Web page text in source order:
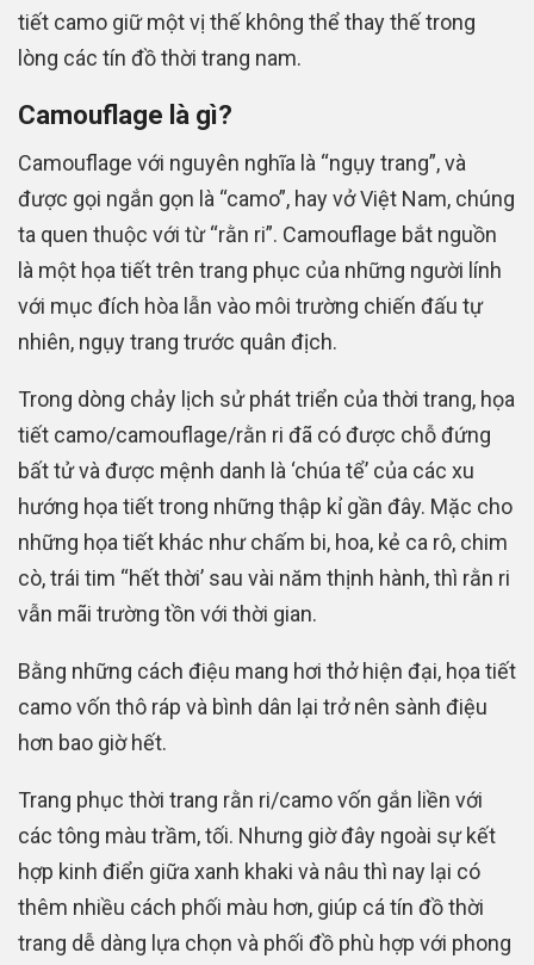
tiết camo giữ một vị thế không thể thay thế trong
lòng các tín đồ thời trang nam.
Camouflage là gì?
Camouflage với nguyên nghĩa là “ngụy trang”, và
được gọi ngắn gọn là “camo”, hay vở Việt Nam, chúng
ta quen thuộc với từ “rằn ri”. Camouflage bắt nguồn
là một họa tiết trên trang phục của những người lính
với mục đích hòa lẫn vào môi trường chiến đấu tự
nhiên, ngụy trang trước quân địch.
Trong dòng chảy lịch sử phát triển của thời trang, họa
tiết camo/camouflage/rằn ri đã có được chỗ đứng
bất tử và được mệnh danh là ‘chúa tể’ của các xu
hướng họa tiết trong những thập kỉ gần đây. Mặc cho
những họa tiết khác như chấm bi, hoa, kẻ ca rô, chim
cò, trái tim “hết thời’ sau vài năm thịnh hành, thì rằn ri
vẫn mãi trường tồn với thời gian.
Bằng những cách điệu mang hơi thở hiện đại, họa tiết
camo vốn thô ráp và bình dân lại trở nên sành điệu
hơn bao giờ hết.
Trang phục thời trang rằn ri/camo vốn gắn liền với
các tông màu trầm, tối. Nhưng giờ đây ngoài sự kết
hợp kinh điển giữa xanh khaki và nâu thì nay lại có
thêm nhiều cách phối màu hơn, giúp cá tín đồ thời
trang dễ dàng lựa chọn và phối đồ phù hợp với phong